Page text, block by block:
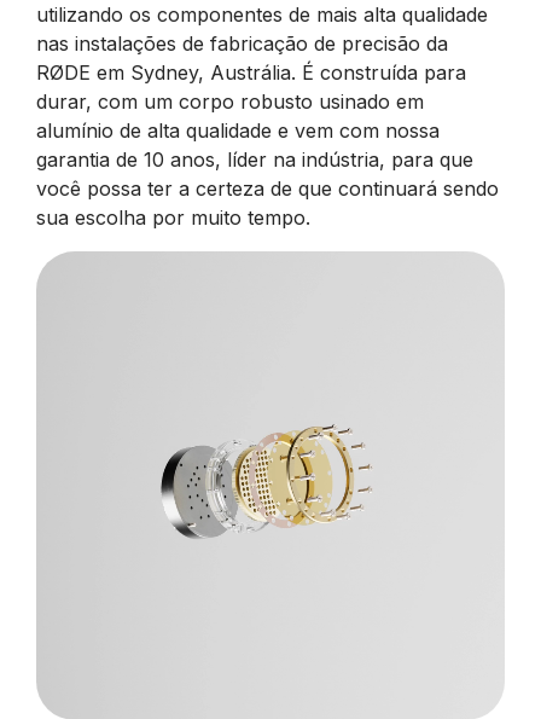
utilizando os componentes de mais alta qualidade
nas instalações de fabricação de precisão da
RØDE em Sydney, Austrália. É construída para
durar, com um corpo robusto usinado em
alumínio de alta qualidade e vem com nossa
garantia de 10 anos, líder na indústria, para que
você possa ter a certeza de que continuará sendo
sua escolha por muito tempo.